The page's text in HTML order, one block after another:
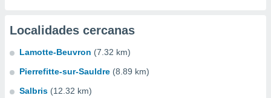
Localidades cercanas
Lamotte-Beuvron (7.32 km)
Pierrefitte-sur-Sauldre (8.89 km)
Salbris (12.32 km)